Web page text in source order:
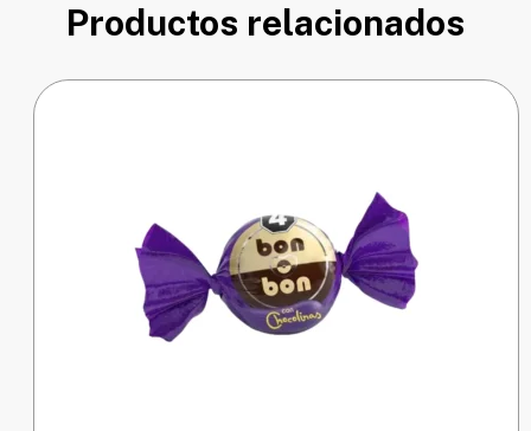
Productos relacionados